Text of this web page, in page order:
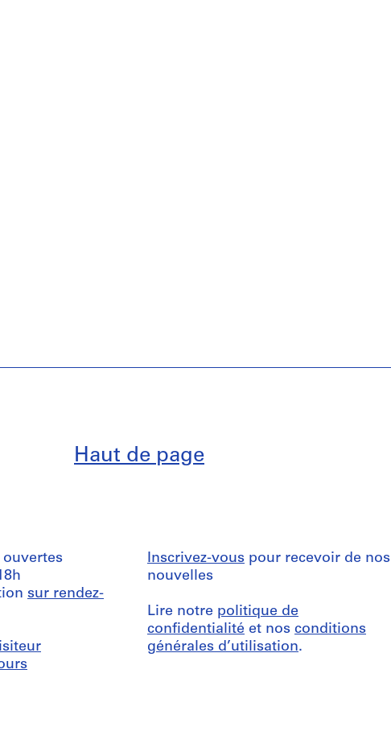
Haut de page
sur rendez-
Inscrivez-vous pour recevoir de nos
nouvelles
Lire notre politique de
confidentialité et nos conditions
générales d’utilisation.